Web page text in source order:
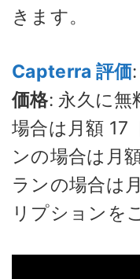
きます。
Capterra 評価
価格: 永久に無
場合は月額 17
ンの場合は月
ランの場合は
リプションを